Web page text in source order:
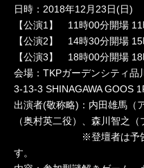
日時：2018年12月23日(日)
【公演1】 11時00分開場
【公演2】 14時30分開場
【公演3】 18時00分開場
会場：TKPガーデンシティ
3-13-3 SHINAGAWA GOOS
出演者(敬称略)：内田雄馬（
（奥村英二役）、森川智之（
※登壇者は予告なく
す。